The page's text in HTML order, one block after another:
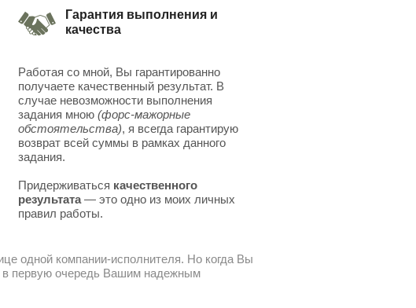
Гарантия выполнения и
качества
Работая со мной, Вы гарантированно
получаете качественный результат. В
случае невозможности выполнения
задания мною(форс-мажорные
обстоятельства), я всегда гарантирую
возврат всей суммы в рамках данного
задания.
Придерживаться качественного
результата— это одно из моих личных
правил работы.
одной компании-исполнителя. Но когда Вы
в первую очередь Вашим надежным